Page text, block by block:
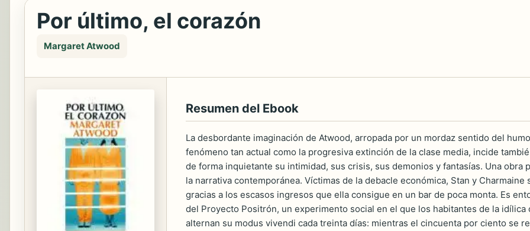
Por último, el corazón
Margaret Atwood
Resumen del Ebook
La desbordante imaginación de Atwood, arropada por un mordaz sentido del
fenómeno tan actual como la progresiva extinción de la clase media, incide
de forma inquietante su intimidad, sus crisis, sus demonios y fantasías. Una obra
la narrativa contemporánea. Víctimas de la debacle económica, Stan y
gracias a los escasos ingresos que ella consigue en un bar de poca monta. Es
del Proyecto Positrón, un experimento social en el que los habitantes de la
alternan su modus vivendi cada treinta días: mientras el cincuenta por ciento se